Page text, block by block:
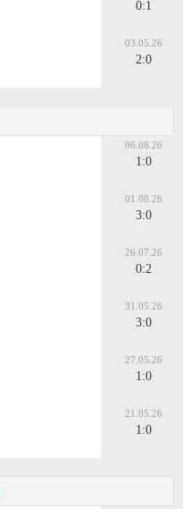
0:1
03.05.26
2:0
06.08.26
1:0
01.08.26
3:0
26.07.26
0:2
31.05.26
3:0
27.05.26
1:0
21.05.26
1:0